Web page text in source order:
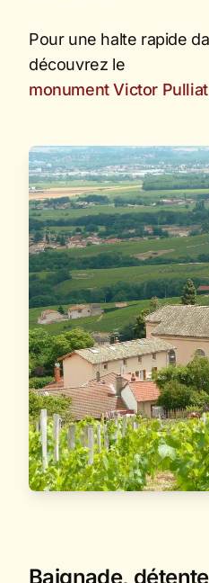
Pour une halte rapide
découvrez le
monument Victor
Baignade,